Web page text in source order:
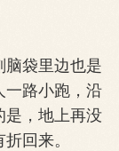
袋里边也是
一路小跑，沿
是，地上再没
回来。